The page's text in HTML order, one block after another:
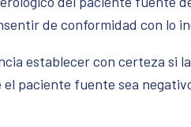
de conformidad con lo
establecer con certeza si
el paciente fuente sea